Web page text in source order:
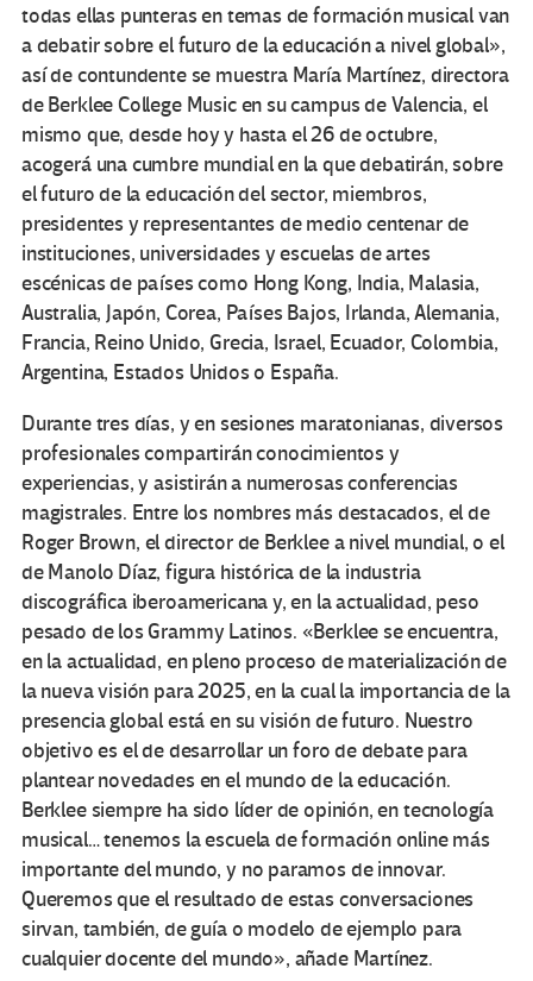
todas ellas punteras en temas de formación musical van
a debatir sobre el futuro de la educación a nivel global»,
así de contundente se muestra María Martínez, directora
de Berklee College Music en su campus de Valencia, el
mismo que, desde hoy y hasta el 26 de octubre,
acogerá una cumbre mundial en la que debatirán, sobre
el futuro de la educación del sector, miembros,
presidentes y representantes de medio centenar de
instituciones, universidades y escuelas de artes
escénicas de países como Hong Kong, India, Malasia,
Australia, Japón, Corea, Países Bajos, Irlanda, Alemania,
Francia, Reino Unido, Grecia, Israel, Ecuador, Colombia,
Argentina, Estados Unidos o España.
Durante tres días, y en sesiones maratonianas, diversos
profesionales compartirán conocimientos y
experiencias, y asistirán a numerosas conferencias
magistrales. Entre los nombres más destacados, el de
Roger Brown, el director de Berklee a nivel mundial, o el
de Manolo Díaz, figura histórica de la industria
discográfica iberoamericana y, en la actualidad, peso
pesado de los Grammy Latinos. «Berklee se encuentra,
en la actualidad, en pleno proceso de materialización de
la nueva visión para 2025, en la cual la importancia de la
presencia global está en su visión de futuro. Nuestro
objetivo es el de desarrollar un foro de debate para
plantear novedades en el mundo de la educación.
Berklee siempre ha sido líder de opinión, en tecnología
musical… tenemos la escuela de formación online más
importante del mundo, y no paramos de innovar.
Queremos que el resultado de estas conversaciones
sirvan, también, de guía o modelo de ejemplo para
cualquier docente del mundo», añade Martínez.